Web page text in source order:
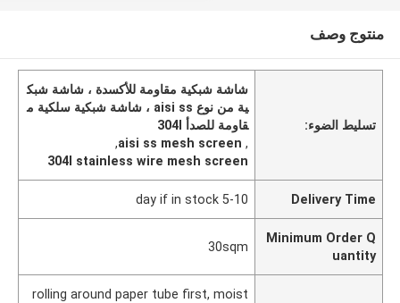
منتوج وصف
تسليط الضوء:
شاشة شبكية مقاومة للأكسدة ، شاشة شبك
ية من نوع aisi ss ، شاشة شبكية سلكية م
قاومة للصدأ 304l
,
aisi ss mesh screen
,
304l stainless wire mesh screen
Delivery Time
5-10 day if in stock
Minimum Order Q
uantity
30sqm
rolling around paper tube first, moist